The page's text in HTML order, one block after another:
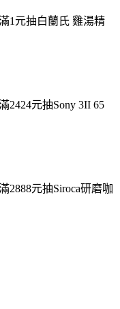
1元抽白蘭氏 雞湯精
2424元抽Sony 3II 65
2888元抽Siroca研磨咖